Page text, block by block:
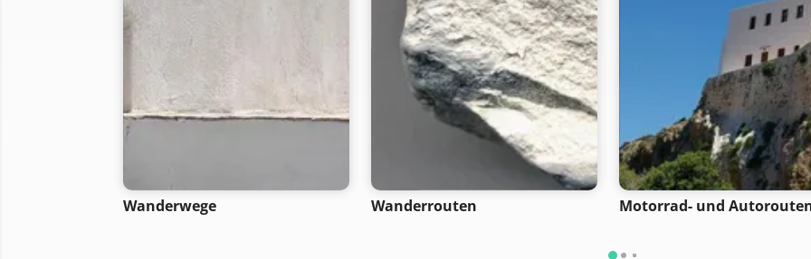
Wanderwege Wanderrouten Motorrad- und